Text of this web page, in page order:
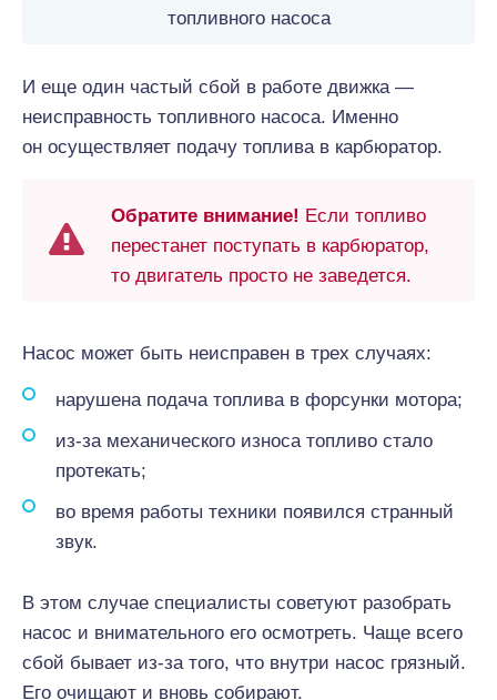
топливного насоса
И еще один частый сбой в работе движка —
неисправность топливного насоса. Именно
он осуществляет подачу топлива в карбюратор.
Обратите внимание! Если топливо
перестанет поступать в карбюратор,
то двигатель просто не заведется.
Насос может быть неисправен в трех случаях:
нарушена подача топлива в форсунки мотора;
из-за механического износа топливо стало
протекать;
во время работы техники появился странный
звук.
В этом случае специалисты советуют разобрать
насос и внимательного его осмотреть. Чаще всего
сбой бывает из-за того, что внутри насос грязный.
Его очищают и вновь собирают.